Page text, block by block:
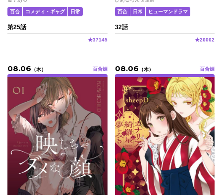
百合 コメディ・ギャグ 日常
第25話
★37145
百合 日常 ヒューマンドラマ
32話
★26062
08.06 （木） 百合姫 08.06 （木） 百合姫